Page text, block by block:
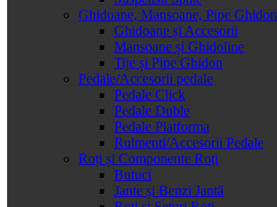
Ghidoane, Mansoane, Pipe Ghidon
Ghidoane și Accesorii
Mansoane și Ghidoline
Tije și Pipe Ghidon
Pedale/Accesorii pedale
Pedale Click
Pedale Duble
Pedale Platforma
Rulmenti/Accesorii Pedale
Roți și Componente Roți
Butuci
Jante și Benzi Jantă